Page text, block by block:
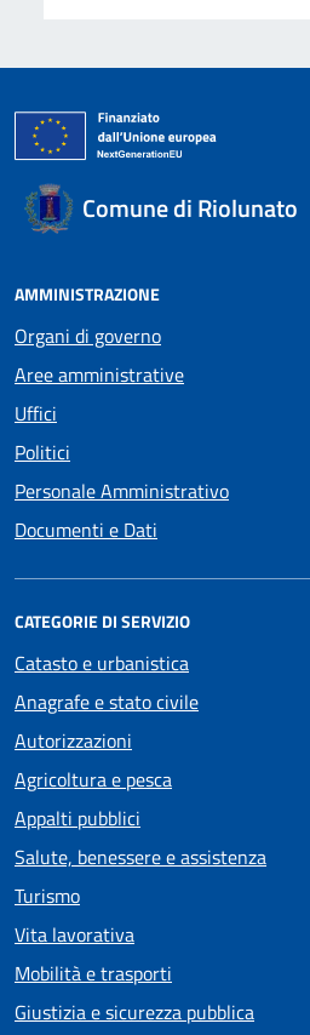
Comune di Riolunato
AMMINISTRAZIONE
Organi di governo
Aree amministrative
Uffici
Politici
Personale Amministrativo
Documenti e Dati
CATEGORIE DI SERVIZIO
Catasto e urbanistica
Anagrafe e stato civile
Autorizzazioni
Agricoltura e pesca
Appalti pubblici
Salute, benessere e assistenza
Turismo
Vita lavorativa
Mobilità e trasporti
Giustizia e sicurezza pubblica